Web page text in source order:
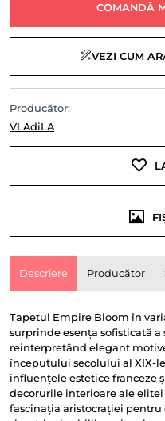
COMANDĂ
VEZI CUM
Producător:
VLAdiLA
Descriere Producător
Tapetul Empire Bloom în
surprinde esența sofisticată
reinterpretând elegant
începutului secolului al XIX-
influențele estetice franceze
decorurile interioare ale
fascinația aristocrației pentru